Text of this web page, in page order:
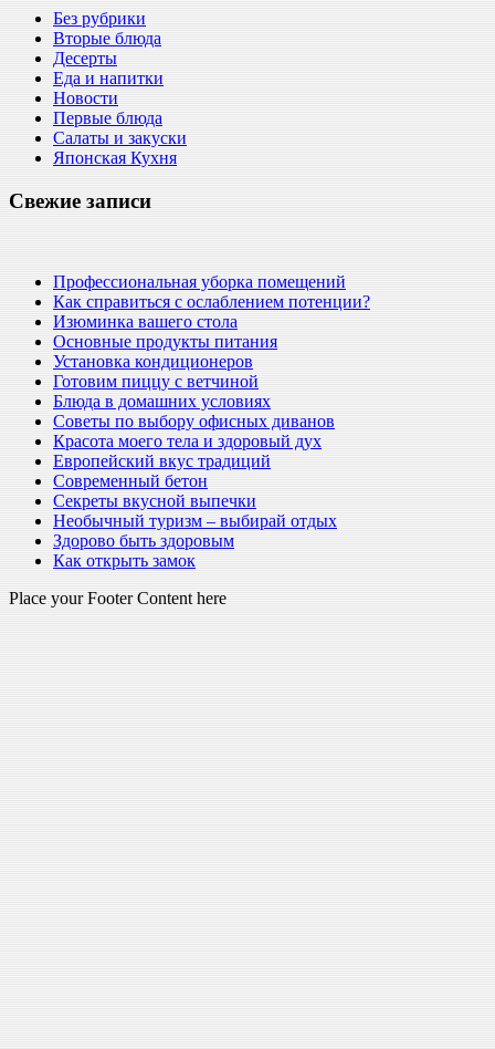
Без рубрики
Вторые блюда
Десерты
Еда и напитки
Новости
Первые блюда
Салаты и закуски
Японская Кухня
Свежие записи
Профессиональная уборка помещений
Как справиться с ослаблением потенции?
Изюминка вашего стола
Основные продукты питания
Установка кондиционеров
Готовим пиццу с ветчиной
Блюда в домашних условиях
Советы по выбору офисных диванов
Красота моего тела и здоровый дух
Европейский вкус традиций
Современный бетон
Секреты вкусной выпечки
Необычный туризм – выбирай отдых
Здорово быть здоровым
Как открыть замок
Place your Footer Content here